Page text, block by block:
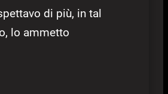
di più, in tal
lo ammetto